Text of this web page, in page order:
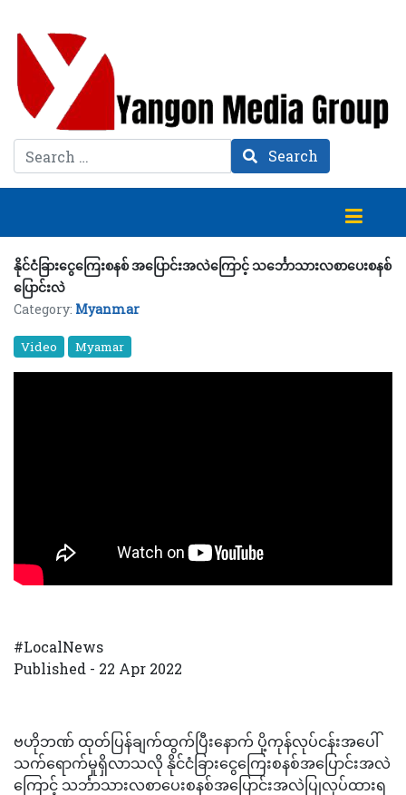
Search Search
နိုင်ငံခြားငွေကြေးစနစ် အပြောင်းအလဲကြောင့် သင်္ဘောသားလစာပေးစနစ်
ပြောင်းလဲ
Category: Myanmar
Video Myamar
#LocalNews
Published - 22 Apr 2022
ဗဟိုဘဏ် ထုတ်ပြန်ချက်ထွက်ပြီးနောက် ပို့ကုန်လုပ်ငန်းအပေါ်
သက်ရောက်မှုရှိလာသလို နိုင်ငံခြားငွေကြေးစနစ်အပြောင်းအလဲ
ကြောင့် သင်္ဘာသားလစာပေးစနစ်အပြောင်းအလဲပြုလုပ်ထားရ